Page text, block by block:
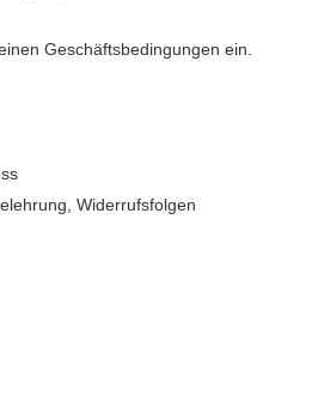
Geschäftsbedingungen ein.
Widerrufsfolgen